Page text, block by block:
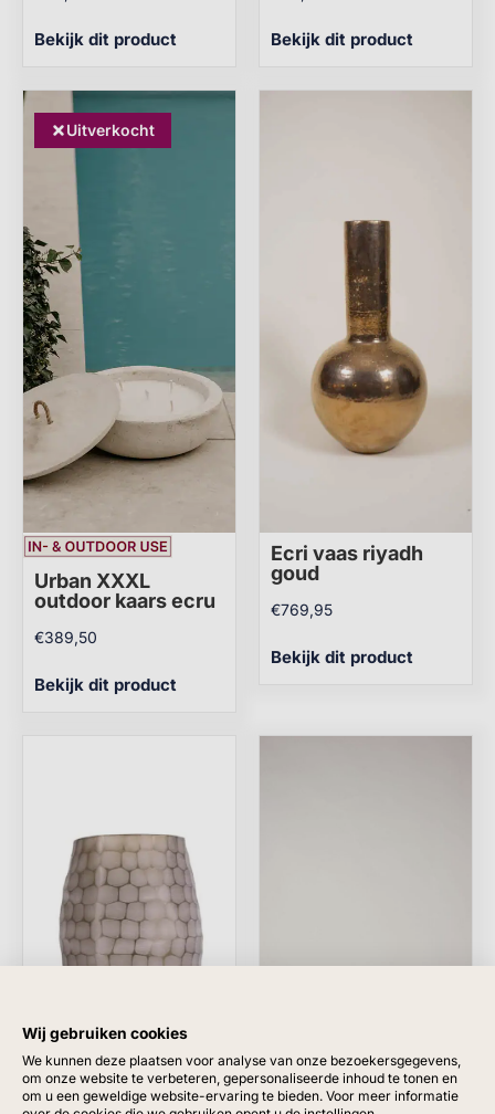
Bekijk dit product Bekijk dit product
Uitverkocht
Urban XXXL
outdoor kaars ecru
€389,50
Bekijk dit product
Ecri vaas riyadh
goud
€769,95
Bekijk dit product
Wij gebruiken cookies
We kunnen deze plaatsen voor analyse van onze bezoekersgegevens,
om onze website te verbeteren, gepersonaliseerde inhoud te tonen en
om u een geweldige website-ervaring te bieden. Voor meer informatie